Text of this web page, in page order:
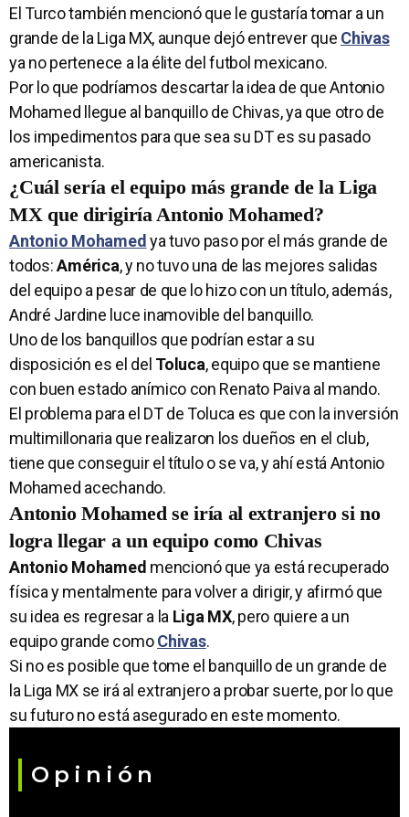
El Turco también mencionó que le gustaría tomar a un
grande de la Liga MX, aunque dejó entrever que Chivas
ya no pertenece a la élite del futbol mexicano.
Por lo que podríamos descartar la idea de que Antonio
Mohamed llegue al banquillo de Chivas, ya que otro de
los impedimentos para que sea su DT es su pasado
americanista.
¿Cuál sería el equipo más grande de la Liga
MX que dirigiría Antonio Mohamed?
Antonio Mohamed ya tuvo paso por el más grande de
todos:América, y no tuvo una de las mejores salidas
del equipo a pesar de que lo hizo con un título, además,
André Jardine luce inamovible del banquillo.
Uno de los banquillos que podrían estar a su
disposición es el del Toluca, equipo que se mantiene
con buen estado anímico con Renato Paiva al mando.
El problema para el DT de Toluca es que con la inversión
multimillonaria que realizaron los dueños en el club,
tiene que conseguir el título o se va, y ahí está Antonio
Mohamed acechando.
Antonio Mohamed se iría al extranjero si no
logra llegar a un equipo como Chivas
Antonio Mohamed mencionó que ya está recuperado
física y mentalmente para volver a dirigir, y afirmó que
su idea es regresar a la LigaMX, pero quiere a un
equipo grande comoChivas.
Si no es posible que tome el banquillo de un grande de
la Liga MX se irá al extranjero a probar suerte, por lo que
su futuro no está asegurado en este momento.
Opinión